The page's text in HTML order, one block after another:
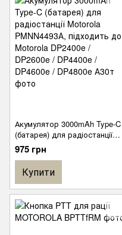
Акумулятор 3000mAh Type-C
(батарея) для радіостанції
Motorola PMNN4493А,
підходить до Motorola
DP2400e / DP2600e / DP4400e
/ DP4600e / DP4800e
975 грн
Купити